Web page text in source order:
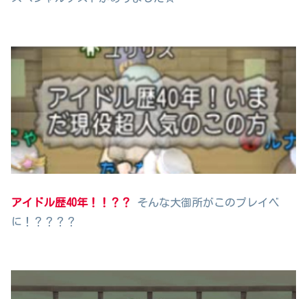
アイドル歴40年！！？？
そんな大御所がこのプレイベ
に！？？？？